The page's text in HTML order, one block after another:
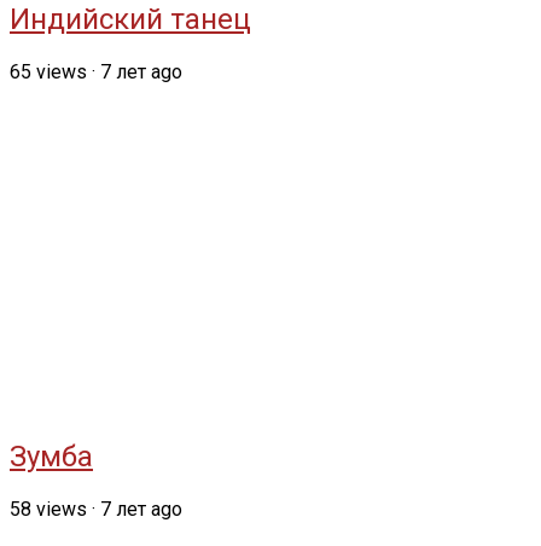
Индийский танец
65 views · 7 лет ago
Зумба
58 views · 7 лет ago